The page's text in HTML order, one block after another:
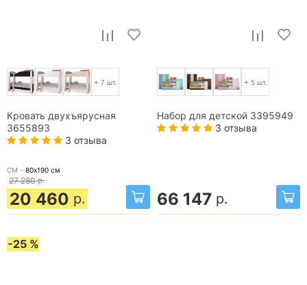
+ 7 шт.
Кровать двухъярусная
3655893
3 отзыва
СМ - 80х190 см
27 280 р.
20 460 р.
+ 5 шт.
Набор для детской 3395949
3 отзыва
66 147 р.
-25 %